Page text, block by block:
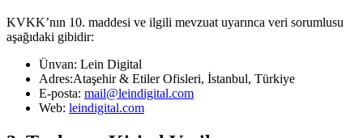
KVKK’nın 10. maddesi ve ilgili mevzuat uyarınca veri sorumlusu
aşağıdaki gibidir:
Ünvan: Lein Digital
Adres:Ataşehir & Etiler Ofisleri, İstanbul, Türkiye
E-posta: mail@leindigital.com
Web: leindigital.com